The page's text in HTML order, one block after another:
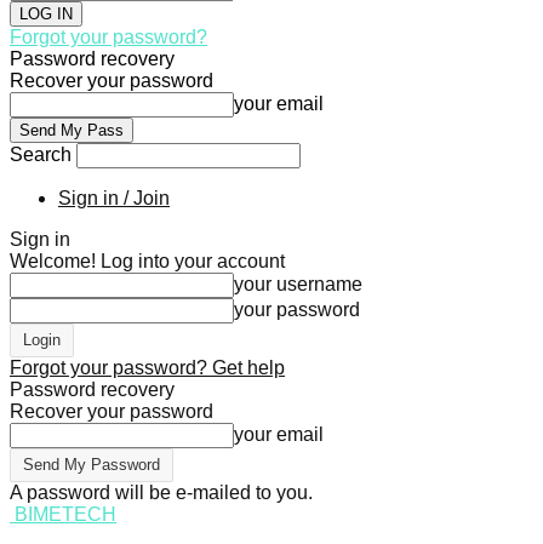
Forgot your password?
Password recovery
Recover your password
your email
Search
Sign in / Join
Sign in
Welcome! Log into your account
your username
your password
Forgot your password? Get help
Password recovery
Recover your password
your email
A password will be e-mailed to you.
BIMETECH